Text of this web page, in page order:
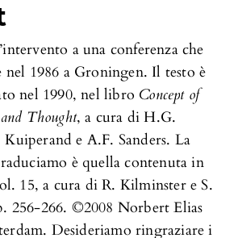
a una conferenza che
nel 1986 a Groningen. Il testo è
nel 1990, nel libro Concept of
Thought, a cura di H.G.
e A.F. Sanders. La
è quella contenuta in
15, a cura di R. Kilminster e S.
256-266. ©2008 Norbert Elias
Desideriamo ringraziare i